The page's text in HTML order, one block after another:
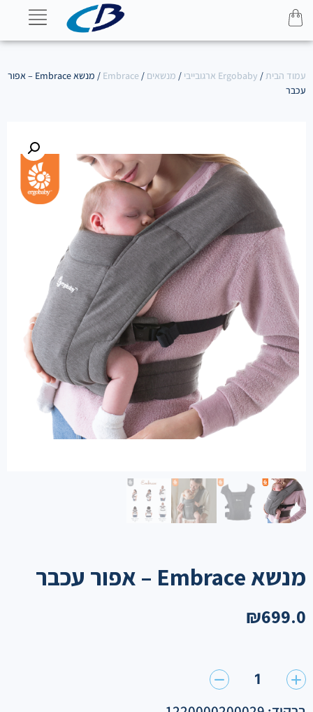
עמוד הבית/ Ergobaby ארגובייבי / מנשאים /
Embrace
/ מנשא Embrace – אפור
עכבר
מנשא Embrace – אפור עכבר
₪699.0
1